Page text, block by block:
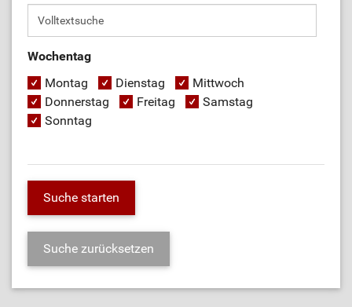
Wochentag
Montag
Dienstag
Mittwoch
Donnerstag
Freitag
Samstag
Sonntag